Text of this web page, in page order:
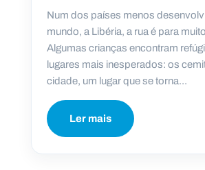
Num dos países menos
mundo, a Libéria, a rua é para
Algumas crianças encontram
lugares mais inesperados: os
cidade, um lugar que se torna...
Ler mais
Notícias
O
T
L
A